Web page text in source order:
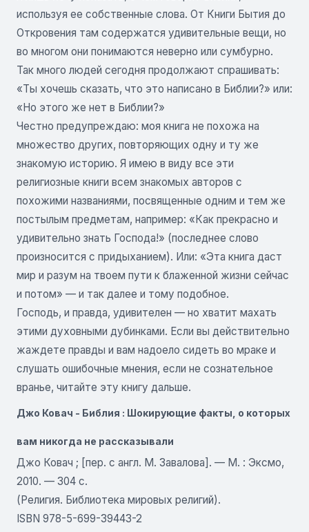
используя ее собственные слова. От Книги Бытия до
Откровения там содержатся удивительные вещи, но
во многом они понимаются неверно или сумбурно.
Так много людей сегодня продолжают спрашивать:
«Ты хочешь сказать, что это написано в Библии?» или:
«Но этого же нет в Библии?»
Честно предупреждаю: моя книга не похожа на
множество других, повторяющих одну и ту же
знакомую историю. Я имею в виду все эти
религиозные книги всем знакомых авторов с
похожими названиями, посвященные одним и тем же
постылым предметам, например: «Как прекрасно и
удивительно знать Господа!» (последнее слово
произносится с придыханием). Или: «Эта книга даст
мир и разум на твоем пути к блаженной жизни сейчас
и потом» — и так далее и тому подобное.
Господь, и правда, удивителен — но хватит махать
этими духовными дубинками. Если вы действительно
жаждете правды и вам надоело сидеть во мраке и
слушать ошибочные мнения, если не сознательное
вранье, читайте эту книгу дальше.
Джо Ковач - Библия : Шокирующие факты, о которых
вам никогда не рассказывали
Джо Ковач ; [пер. с англ. М. Завалова]. — М. : Эксмо,
2010. — 304 с.
(Религия. Библиотека мировых религий).
ISBN 978-5-699-39443-2